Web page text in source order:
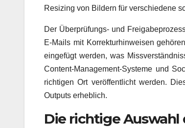
Resizing von Bildern für verschiedene
Der Überprüfungs- und
E-Mails mit Korrekturhinweisen
eingefügt werden, was
Content-Management-Systeme und
richtigen Ort veröffentlicht werden.
Outputs erheblich.
Die richtige Auswahl